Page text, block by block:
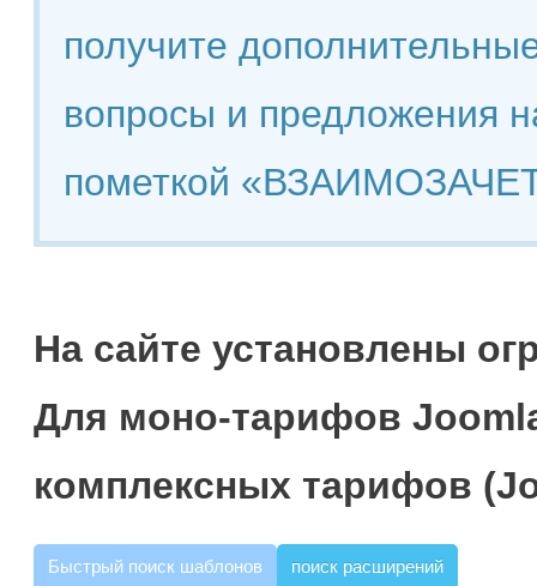
получите
вопросы и предложения
пометкой
На сайте установлены
Для моно-тарифов
комплексных тарифов
Быстрый поиск шаблонов поиск расширений